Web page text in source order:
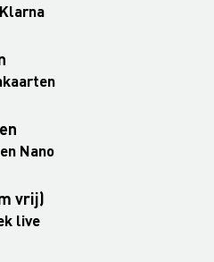
Nano
vrij)
live